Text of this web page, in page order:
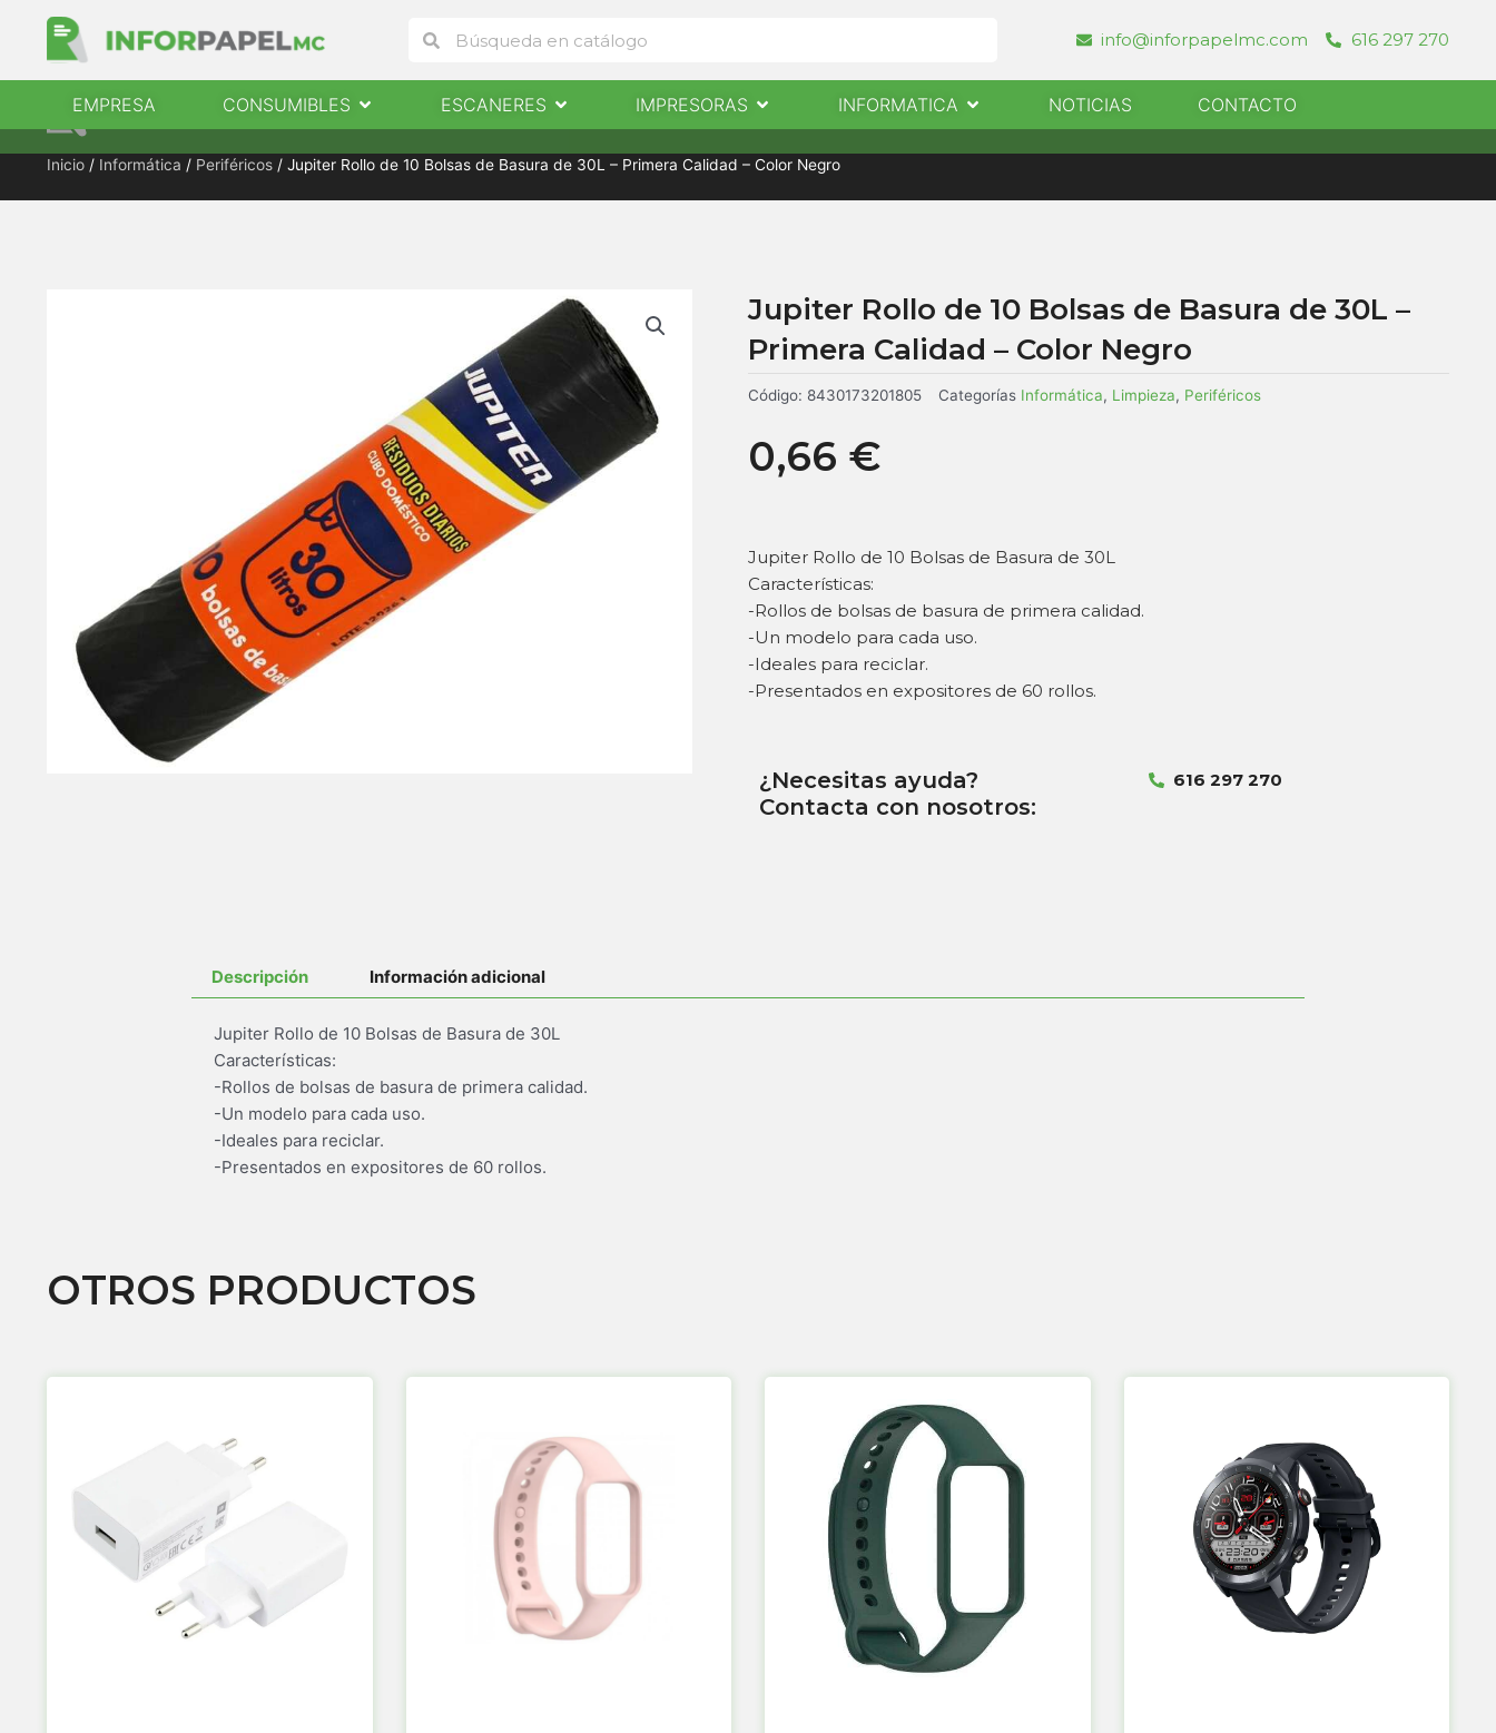
contenido
BuscarBuscar info@inforpapelmc.com 616 297 270
EMPRESA CONSUMIBLES ESCANERES IMPRESORAS INFORMÁTICA NOTICIAS CONTACTO
EMPRESA CONSUMIBLES Abrir Consumibles
ESCANERES Abrir EscaneresIMPRESORAS Abrir ImpresorasINFORMATICA Abrir InformaticaNOTICIAS CONTACTO
Inicio / Informática / Periféricos / Jupiter Rollo de 10 Bolsas de Basura de 30L – Primera Calidad – Color Negro
Jupiter Rollo de 10 Bolsas de Basura de 30L –
Primera Calidad – Color Negro
Código: 8430173201805 Categorías Informática, Limpieza, Periféricos
0,66 €
Jupiter Rollo de 10 Bolsas de Basura de 30L
Características:
-Rollos de bolsas de basura de primera calidad.
-Un modelo para cada uso.
-Ideales para reciclar.
-Presentados en expositores de 60 rollos.
¿Necesitas ayuda?
Contacta con nosotros:
616 297 270
Descripción Información adicional
Jupiter Rollo de 10 Bolsas de Basura de 30L
Características:
-Rollos de bolsas de basura de primera calidad.
-Un modelo para cada uso.
-Ideales para reciclar.
-Presentados en expositores de 60 rollos.
OTROS PRODUCTOS